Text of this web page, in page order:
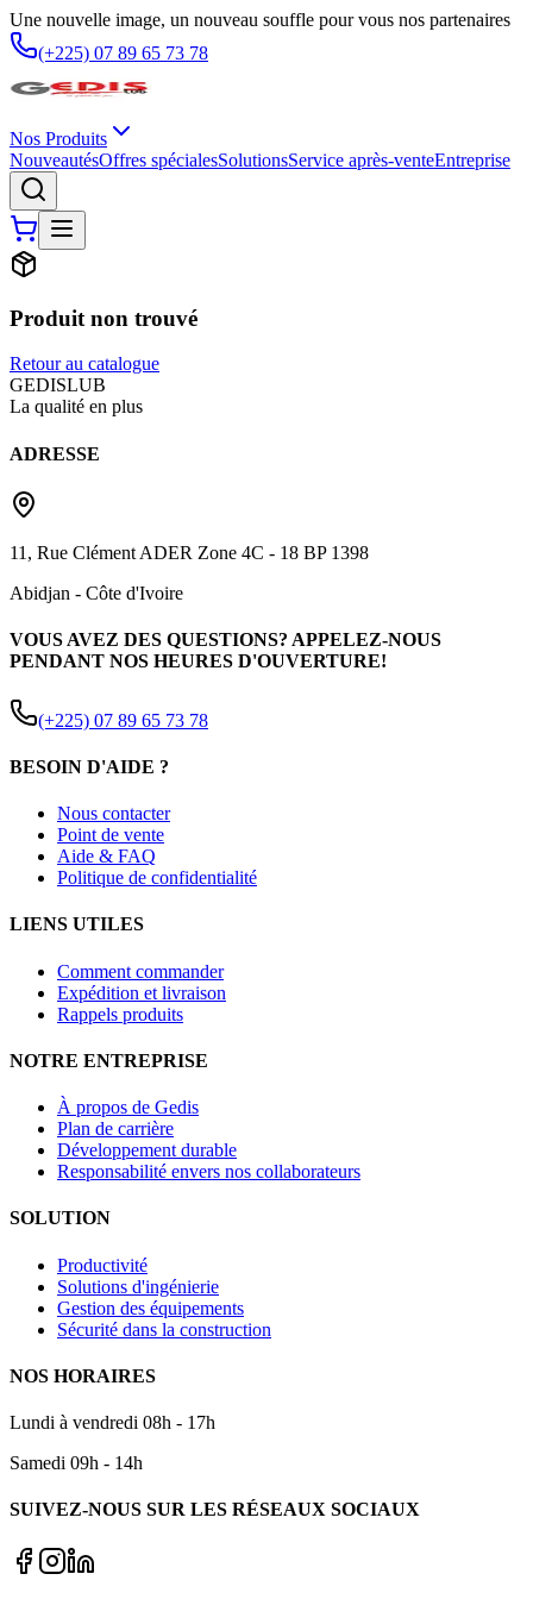
Une nouvelle image, un nouveau souffle pour vous nos partenaires
(+225) 07 89 65 73 78
Nos Produits
NouveautésOffres spécialesSolutionsService après-venteEntreprise
Produit non trouvé
Retour au catalogue
GEDISLUB
La qualité en plus
ADRESSE
11, Rue Clément ADER Zone 4C - 18 BP 1398
Abidjan - Côte d'Ivoire
VOUS AVEZ DES QUESTIONS? APPELEZ-NOUS
PENDANT NOS HEURES D'OUVERTURE!
(+225) 07 89 65 73 78
BESOIN D'AIDE ?
Nous contacter
Point de vente
Aide & FAQ
Politique de confidentialité
LIENS UTILES
Comment commander
Expédition et livraison
Rappels produits
NOTRE ENTREPRISE
À propos de Gedis
Plan de carrière
Développement durable
Responsabilité envers nos collaborateurs
SOLUTION
Productivité
Solutions d'ingénierie
Gestion des équipements
Sécurité dans la construction
NOS HORAIRES
Lundi à vendredi 08h - 17h
Samedi 09h - 14h
SUIVEZ-NOUS SUR LES RÉSEAUX SOCIAUX